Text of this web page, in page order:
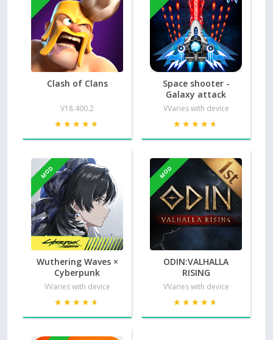
Clash of Clans
V18.400.2
★★★★★
★★★★★
Space shooter -
Galaxy attack
VVaries with device
★★★★★
★★★★★
MOD
Wuthering Waves ×
Cyberpunk
VVaries with device
★★★★★
★★★★★
MOD
ODIN:VALHALLA
RISING
VVaries with device
★★★★★
★★★★★